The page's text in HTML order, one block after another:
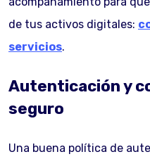
de tus activos digitales:
servicios.
Autenticación y
seguro
Una buena política de